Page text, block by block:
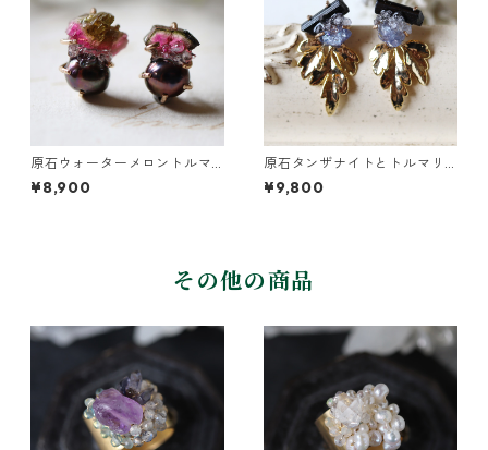
原石ウォーターメロントルマ
リンとパールのピアス
¥8,900
原石タンザナイトとトルマリ
ンとクレマチスの葉ピアス
¥9,800
その他の商品